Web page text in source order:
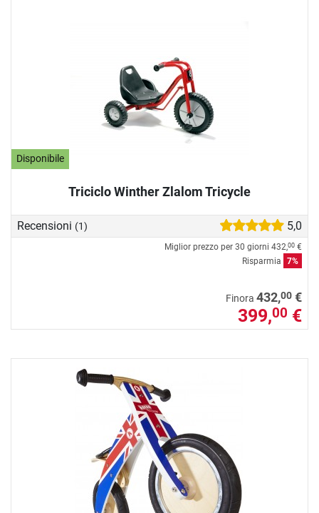
Disponibile
Triciclo Winther Zlalom Tricycle
Recensioni (1) 5,0
Miglior prezzo per 30 giorni 432,00 €
Risparmia
7%
Finora 432,00 €
399,00 €